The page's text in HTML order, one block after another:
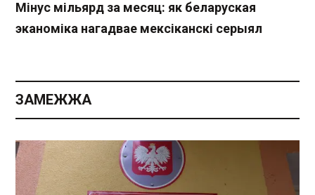
Мінус мільярд за месяц: як беларуская
эканоміка нагадвае мексіканскі серыял
ЗАМЕЖЖА